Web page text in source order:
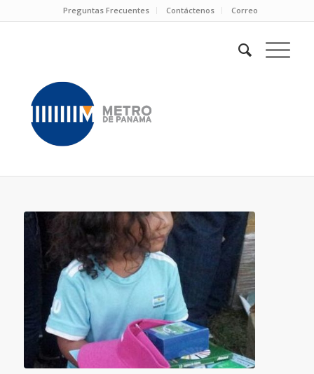
Preguntas Frecuentes Contáctenos Correo